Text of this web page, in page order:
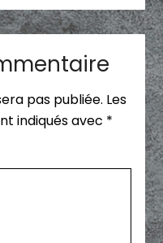
pas publiée. Les
indiqués avec *